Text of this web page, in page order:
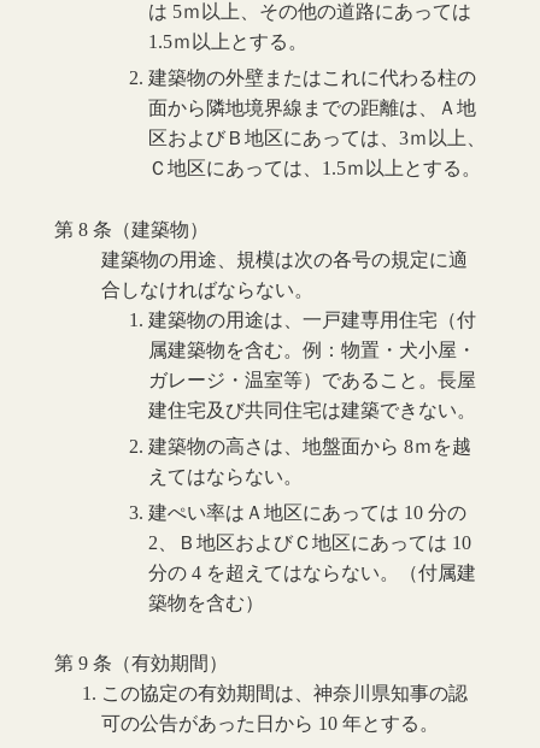
は 5ｍ以上、その他の道路にあっては
1.5ｍ以上とする。
建築物の外壁またはこれに代わる柱の
面から隣地境界線までの距離は、Ａ地
区およびＢ地区にあっては、3ｍ以上、
Ｃ地区にあっては、1.5ｍ以上とする。
第 8 条（建築物）
建築物の用途、規模は次の各号の規定に適
合しなければならない。
建築物の用途は、一戸建専用住宅（付
属建築物を含む。例：物置・犬小屋・
ガレージ・温室等）であること。長屋
建住宅及び共同住宅は建築できない。
建築物の高さは、地盤面から 8ｍを越
えてはならない。
建ぺい率はＡ地区にあっては 10 分の
2、Ｂ地区およびＣ地区にあっては 10
分の 4 を超えてはならない。（付属建
築物を含む）
第 9 条（有効期間）
この協定の有効期間は、神奈川県知事の認
可の公告があった日から 10 年とする。